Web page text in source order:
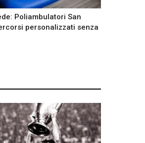
Poliambulatori San
personalizzati senza